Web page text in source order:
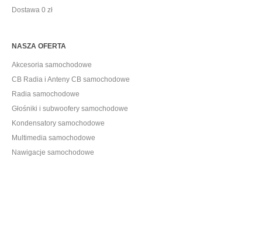
Dostawa 0 zł
NASZA OFERTA
Akcesoria samochodowe
CB Radia i Anteny CB samochodowe
Radia samochodowe
Głośniki i subwoofery samochodowe
Kondensatory samochodowe
Multimedia samochodowe
Nawigacje samochodowe